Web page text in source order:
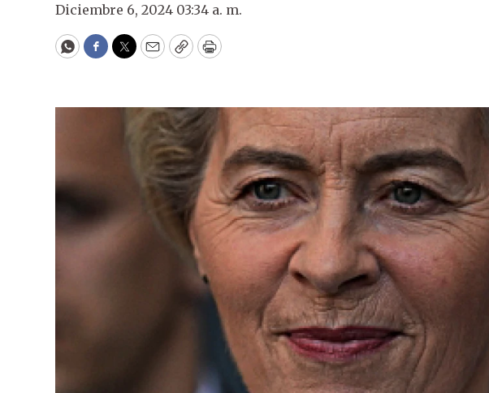
Diciembre 6, 2024 03:34 a. m.
WhatsApp
Facebook
Twitter
EmailCopyPrint